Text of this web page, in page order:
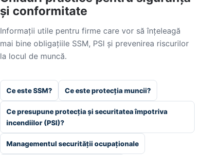
și conformitate
Informații utile pentru firme care vor să înțeleagă
mai bine obligațiile SSM, PSI și prevenirea riscurilor
la locul de muncă.
Ce este SSM? Ce este protecția muncii?
Ce presupune protecția și securitatea împotriva
incendiilor (PSI)?
Managementul securității ocupaționale